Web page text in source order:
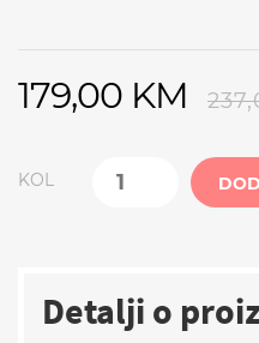
179,00 KM
KOL
Detalji o